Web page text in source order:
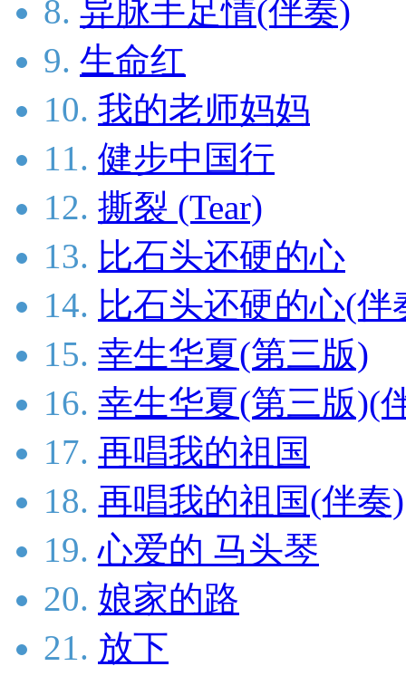
8. 异脉手足情(伴奏)
9. 生命红
10. 我的老师妈妈
11. 健步中国行
12. 撕裂 (Tear)
13. 比石头还硬的心
14. 比石头还硬的心(伴
15. 幸生华夏(第三版)
16. 幸生华夏(第三版)(
17. 再唱我的祖国
18. 再唱我的祖国(伴奏)
19. 心爱的 马头琴
20. 娘家的路
21. 放下